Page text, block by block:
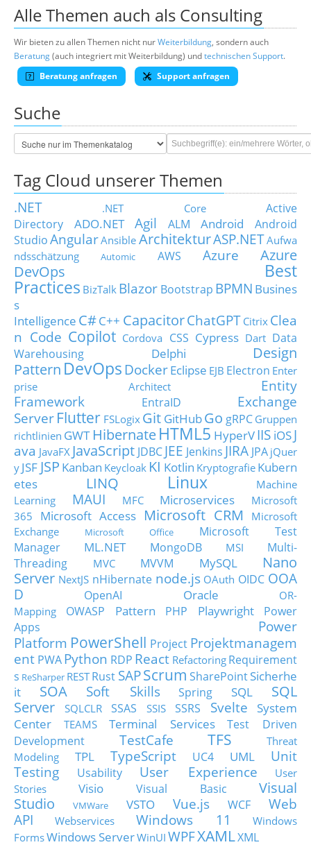
Alle Themen auch als Consulting
Wir bieten zu allen Themen nicht nurWeiterbildung, sondern auch
Beratung(auch integriert mit Weiterbildung) undtechnischen Support.
Beratung anfragen
Support anfragen
Suche
Tag Cloud unserer Themen
.NET .NET Core
Active
Directory
ADO.NET Agil ALM Android
Android
StudioAngularAnsible ArchitekturASP.NETAufwa
ndsschätzung
Automic AWS Azure
Azure
DevOps
Best
Practices BizTalk Blazor Bootstrap BPMN Busines
s
Intelligence C#C++ CapacitorChatGPT Citrix Clea
n Code Copilot Cordova CSS Cypress Dart Data
Warehousing
Delphi
Design
Pattern DevOps DockerEclipse EJB Electron Enter
prise Architect
Entity
Framework
EntraID
Exchange
Server Flutter FSLogix Git GitHubGo gRPC Gruppen
richtlinien GWT HibernateHTML5 HyperVIIS iOSJ
ava JavaFX JavaScript JDBC JEE Jenkins JIRA JPA jQuer
y JSF JSP Kanban Keycloak KI Kotlin Kryptografie Kubern
etes
LINQ Linux
Machine
Learning
MAUI MFC Microservices
Microsoft
365
Microsoft Access Microsoft CRM
Microsoft
Exchange
Microsoft Office
Microsoft Test
Manager
ML.NET MongoDB MSI
Multi-
Threading
MVC MVVM MySQL
Nano
Server NextJS nHibernate node.js OAuth OIDC OOA
D
OpenAI Oracle
OR-
Mapping
OWASP Pattern PHP Playwright
Power
Apps
Power
Platform PowerShell Project Projektmanagem
ent PWA Python RDP React Refactoring Requirement
s ReSharper RESTRust SAPScrum SharePointSicherhe
it
SOA Soft Skills Spring SQL
SQL
Server
SQLCLR SSAS SSIS SSRS Svelte
System
Center
TEAMS Terminal Services
Test Driven
Development
TestCafe TFS
Threat
Modeling
TPL TypeScript UC4 UML
Unit
Testing
Usability User Experience
User
Stories
Visio Visual Basic
Visual
Studio
VMWare VSTO Vue.js WCF
Web
API
Webservices Windows 11
Windows
FormsWindows ServerWinUI WPFXAMLXML